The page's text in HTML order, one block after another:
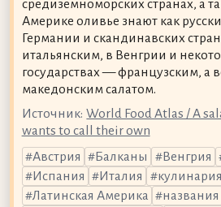
средиземноморских странах, а
Америке оливье знают как
Германии и скандинавских
итальянским, в Венгрии и
государствах — французским,
македонским салатом.
Источник: World Food Atlas / A
wants to call their own
Австрия
Балканы Венгрия
Испания
Италия
кулинария
Латинская Америка
названия